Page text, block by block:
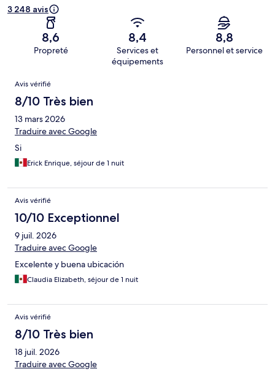
3 248 avis
8,6
Propreté
8,4
Services et
équipements
8,8
Personnel et service
Avis
Avis vérifié
8/10 Très bien
13 mars 2026
Traduire avec Google
Si
Erick Enrique, séjour de 1 nuit
Avis vérifié
10/10 Exceptionnel
9 juil. 2026
Traduire avec Google
Excelente y buena ubicación
Claudia Elizabeth, séjour de 1 nuit
Avis vérifié
8/10 Très bien
18 juil. 2026
Traduire avec Google